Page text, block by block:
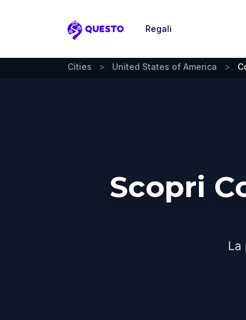
Questo
Regali
Cities > United States of America >
Scopri
La